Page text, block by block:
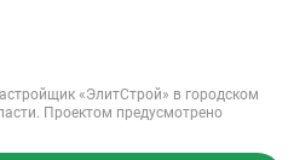
«ЭлитСтрой» в городском
Проектом предусмотрено